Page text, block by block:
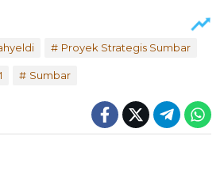
Proyek Strategis Sumbar
Sumbar